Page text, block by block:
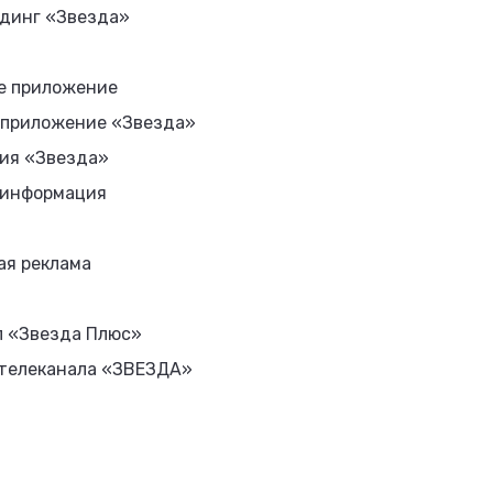
«Звезда»
приложение
«Звезда»
«Звезда»
реклама
«Звезда Плюс»
«ЗВЕЗДА»